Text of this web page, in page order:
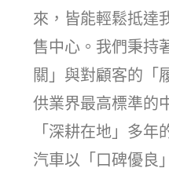
來，皆能輕鬆抵達
售中心。我們秉持
關」與對顧客的「
供業界最高標準的
「深耕在地」多
汽車以「口碑優良